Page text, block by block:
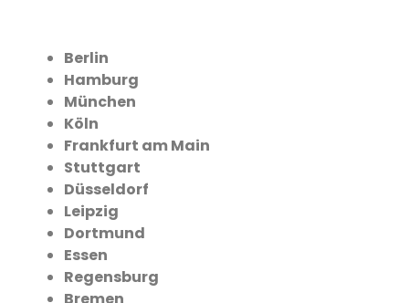
Berlin
Hamburg
München
Köln
Frankfurt am Main
Stuttgart
Düsseldorf
Leipzig
Dortmund
Essen
Regensburg